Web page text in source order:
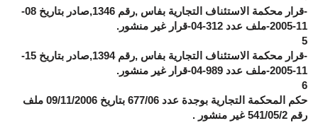
-قرار محكمة الاستئناف التجارية بفاس ,رقم 1346,صادر بتاريخ 08-
11-2005-ملف عدد 312-04-قرار غير منشور.
5
-قرار محكمة الاستئناف التجارية بفاس ,رقم 1394,صادر بتاريخ 15-
11-2005-ملف عدد 989-04-قرار غير منشور.
6
حكم المحكمة التجارية بوجدة عدد 677/06 بتاريخ 09/11/2006 ملف
رقم 541/05/2 غير منشور .